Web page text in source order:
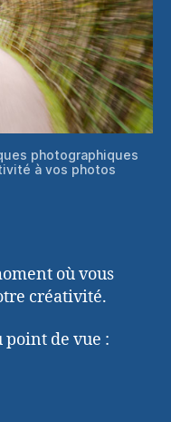
photographiques
à vos photos
où vous
créativité.
point de vue :